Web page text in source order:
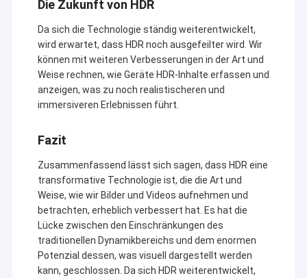
Referenzen
Soem-Kamera-Module
DVP-Kameramodul
Globales Fensterladen-Kamera-Modul
Nachtsicht-Kamera-Modul
Endoscopekameramodul
Die Zukunft von HDR
Da sich die Technologie ständig weiterentwickelt,
wird erwartet, dass HDR noch ausgefeilter wird. Wir
können mit weiteren Verbesserungen in der Art und
Weise rechnen, wie Geräte HDR-Inhalte erfassen und
anzeigen, was zu noch realistischeren und
immersiveren Erlebnissen führt.
Fazit
Zusammenfassend lässt sich sagen, dass HDR eine
transformative Technologie ist, die die Art und
Weise, wie wir Bilder und Videos aufnehmen und
betrachten, erheblich verbessert hat. Es hat die
Lücke zwischen den Einschränkungen des
traditionellen Dynamikbereichs und dem enormen
Potenzial dessen, was visuell dargestellt werden
kann, geschlossen. Da sich HDR weiterentwickelt,